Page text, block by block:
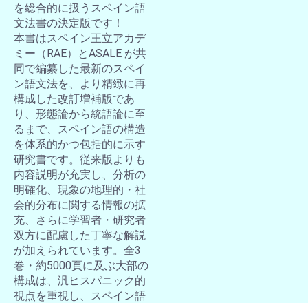
を総合的に扱うスペイン語
文法書の決定版です！
本書はスペイン王立アカデ
ミー（RAE）とASALE が共
同で編纂した最新のスペイ
ン語文法を、より精緻に再
構成した改訂増補版であ
り、形態論から統語論に至
るまで、スペイン語の構造
を体系的かつ包括的に示す
研究書です。従来版よりも
内容説明が充実し、分析の
明確化、現象の地理的・社
会的分布に関する情報の拡
充、さらに学習者・研究者
双方に配慮した丁寧な解説
が加えられています。全3
巻・約5000頁に及ぶ大部の
構成は、汎ヒスパニック的
視点を重視し、スペイン語